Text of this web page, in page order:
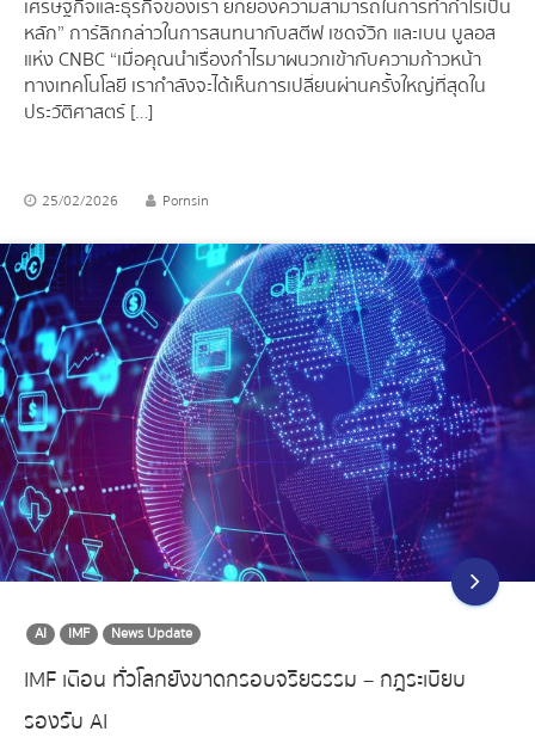
เศรษฐกิจและธุรกิจของเรา ยกย่องความสามารถในการทำกำไรเป็น
หลัก” การ์ลิกกล่าวในการสนทนากับสตีฟ เซดจ์วิก และเบน บูลอส
แห่ง CNBC “เมื่อคุณนำเรื่องกำไรมาผนวกเข้ากับความก้าวหน้า
ทางเทคโนโลยี เรากำลังจะได้เห็นการเปลี่ยนผ่านครั้งใหญ่ที่สุดใน
ประวัติศาสตร์ […]
25/02/2026 Pornsin
AI IMF News Update
IMF เตือน ทั่วโลกยังขาดกรอบจริยธรรม – กฎระเบียบ
รองรับ AI